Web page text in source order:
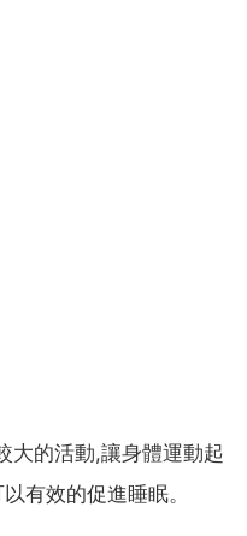
大的活動,讓身體運動起
有效的促進睡眠。